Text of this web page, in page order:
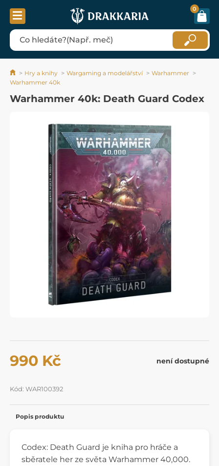
0
Hry a knihy Wargaming a modelářství
Warhammer
Warhammer 40k
Warhammer 40k: Death Guard Codex
990 Kč není dostupné
Kód: WAR100392
Popis produktu
Codex: Death Guard je kniha pro hráče a
sběratele her ze světa Warhammer 40,000.